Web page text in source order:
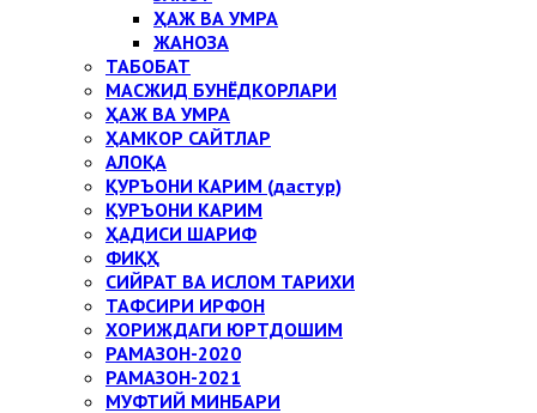
ҲАЖ ВА УМРА
ЖАНОЗА
ТАБОБАТ
МАСЖИД БУНЁДКОРЛАРИ
ҲАЖ ВА УМРА
ҲАМКОР САЙТЛАР
АЛОҚА
ҚУРЪОНИ КАРИМ (дастур)
ҚУРЪОНИ КАРИМ
ҲАДИСИ ШАРИФ
ФИҚҲ
СИЙРАТ ВА ИСЛОМ ТАРИХИ
ТАФСИРИ ИРФОН
ХОРИЖДАГИ ЮРТДОШИМ
РАМАЗОН-2020
РАМАЗОН-2021
МУФТИЙ МИНБАРИ